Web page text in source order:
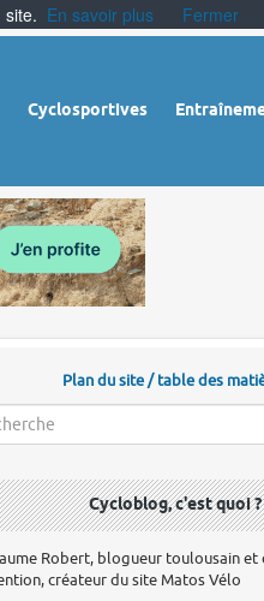
Cyclosportives
Plan du site / table des
Cycloblog, c'est quoi ?
Robert, blogueur toulousain et
créateur du site Matos Vélo
site. En savoir plus Fermer